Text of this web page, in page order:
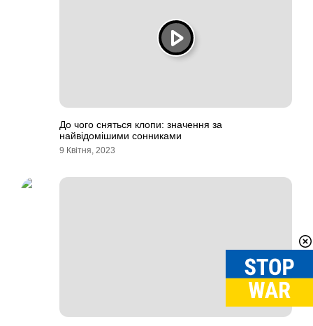
До чого сняться клопи: значення за
найвідомішими сонниками
9 Квітня, 2023